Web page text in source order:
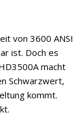
von 3600 ANSI
ist. Doch es
macht
Schwarzwert,
kommt.